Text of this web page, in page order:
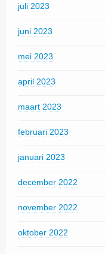
juli 2023
juni 2023
mei 2023
april 2023
maart 2023
februari 2023
januari 2023
december 2022
november 2022
oktober 2022